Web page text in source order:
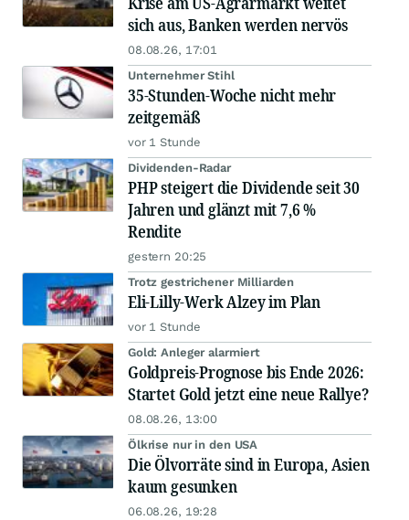
sich aus, Banken werden nervös
08.08.26, 17:01
Unternehmer Stihl
35-Stunden-Woche nicht mehr
zeitgemäß
vor 1 Stunde
Dividenden-Radar
PHP steigert die Dividende seit 30
Jahren und glänzt mit 7,6 %
Rendite
gestern 20:25
Trotz gestrichener Milliarden
Eli-Lilly-Werk Alzey im Plan
vor 1 Stunde
Gold: Anleger alarmiert
Goldpreis-Prognose bis Ende 2026:
Startet Gold jetzt eine neue Rallye?
08.08.26, 13:00
Ölkrise nur in den USA
Die Ölvorräte sind in Europa, Asien
kaum gesunken
06.08.26, 19:28